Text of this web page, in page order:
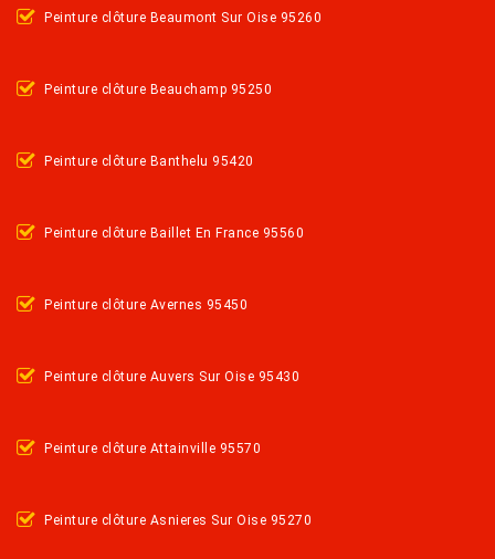
Peinture clôture Beaumont Sur Oise 95260
Peinture clôture Beauchamp 95250
Peinture clôture Banthelu 95420
Peinture clôture Baillet En France 95560
Peinture clôture Avernes 95450
Peinture clôture Auvers Sur Oise 95430
Peinture clôture Attainville 95570
Peinture clôture Asnieres Sur Oise 95270